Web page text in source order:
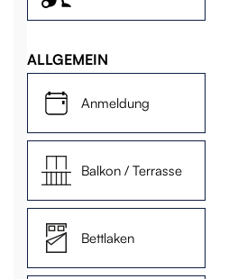
ALLGEMEIN
Anmeldung
Balkon / Terrasse
Bettlaken